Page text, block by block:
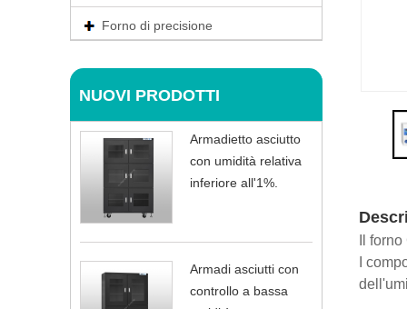
Forno di precisione
NUOVI PRODOTTI
Armadietto asciutto
con umidità relativa
inferiore all'1%.
Armadi asciutti con
controllo a bassa
Il
I